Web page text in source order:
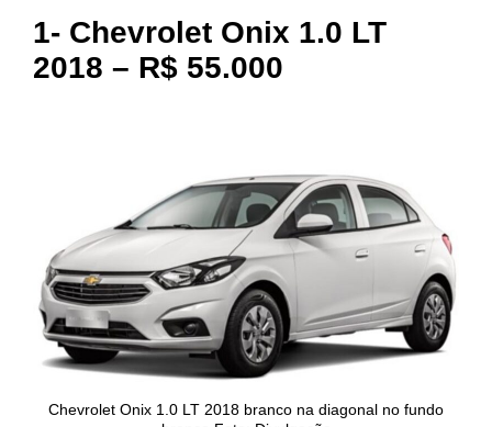
1- Chevrolet Onix 1.0 LT
2018 – R$ 55.000
Chevrolet Onix 1.0 LT 2018 branco na diagonal no fundo